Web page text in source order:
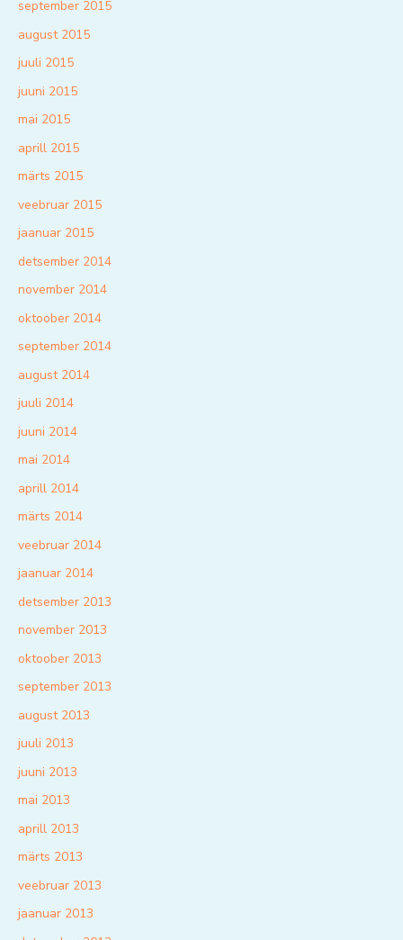
september 2015
august 2015
juuli 2015
juuni 2015
mai 2015
aprill 2015
märts 2015
veebruar 2015
jaanuar 2015
detsember 2014
november 2014
oktoober 2014
september 2014
august 2014
juuli 2014
juuni 2014
mai 2014
aprill 2014
märts 2014
veebruar 2014
jaanuar 2014
detsember 2013
november 2013
oktoober 2013
september 2013
august 2013
juuli 2013
juuni 2013
mai 2013
aprill 2013
märts 2013
veebruar 2013
jaanuar 2013